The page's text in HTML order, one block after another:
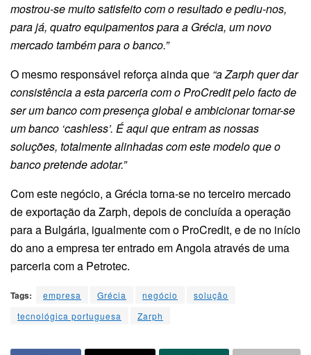
mostrou-se muito satisfeito com o resultado e pediu-nos,
para já, quatro equipamentos para a Grécia, um novo
mercado também para o banco.”
O mesmo responsável reforça ainda que “a Zarph quer dar
consistência a esta parceria com o ProCredit pelo facto de
ser um banco com presença global e ambicionar tornar-se
um banco ‘cashless’. É aqui que entram as nossas
soluções, totalmente alinhadas com este modelo que o
banco pretende adotar.”
Com este negócio, a Grécia torna-se no terceiro mercado
de exportação da Zarph, depois de concluída a operação
para a Bulgária, igualmente com o ProCredit, e de no início
do ano a empresa ter entrado em Angola através de uma
parceria com a Petrotec.
Tags: empresa Grécia negócio
solução
tecnológica portuguesa
Zarph